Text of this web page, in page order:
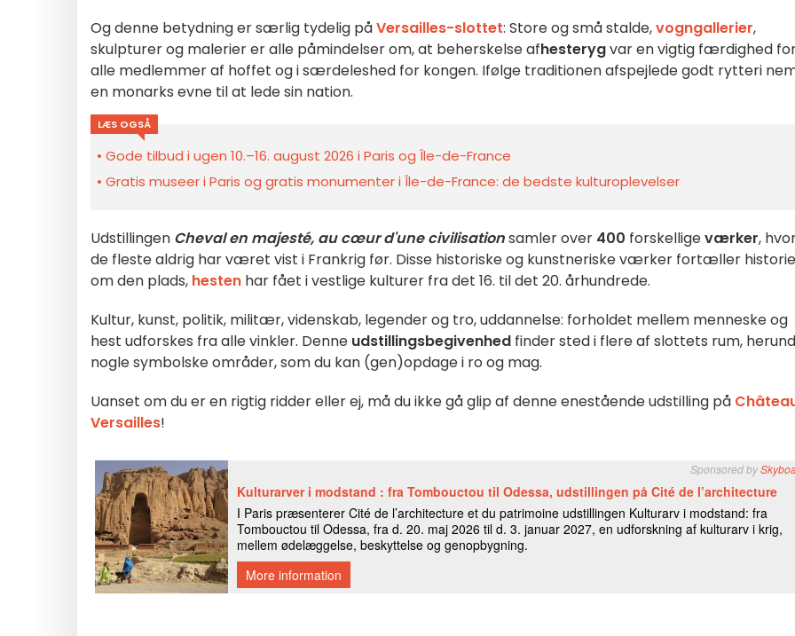
Og denne betydning er særlig tydelig påVersailles-slottet: Store og små stalde,vogngallerier,
skulpturer og malerier er alle påmindelser om, at beherskelse afhesterygvar en vigtig færdighed
alle medlemmer af hoffet og i særdeleshed for kongen. Ifølge traditionen afspejlede godt rytteri
en monarks evne til at lede sin nation.
LÆS OGSÅ
Gode tilbud i ugen 10.–16. august 2026 i Paris og Île-de-France
Gratis museer i Paris og gratis monumenter i Île-de-France: de bedste kulturoplevelser
Udstillingen Cheval en majesté, au cœur d'une civilisationsamler over 400 forskelligeværker,
de fleste aldrig har været vist i Frankrig før. Disse historiske og kunstneriske værker fortæller
om den plads, hesten har fået i vestlige kulturer fra det 16. til det 20. århundrede.
Kultur, kunst, politik, militær, videnskab, legender og tro, uddannelse: forholdet mellem menneske og
hest udforskes fra alle vinkler. Denne udstillingsbegivenhed finder sted i flere af slottets rum,
nogle symbolske områder, som du kan (gen)opdage i ro og mag.
Uanset om du er en rigtig ridder eller ej, må du ikke gå glip af denne enestående udstilling på
Versailles!